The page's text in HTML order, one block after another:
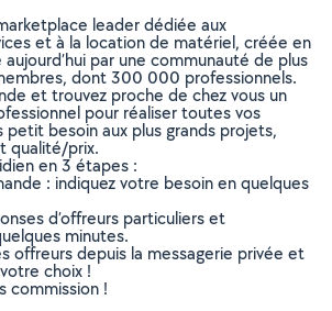
leader dédiée aux
et à la location de matériel, créée en
par une communauté de plus
dont 300 000 professionnels.
et trouvez proche de chez vous un
pour réaliser toutes vos
petit besoin aux plus grands projets,
qualité/prix.
en 3 étapes :
: indiquez votre besoin en quelques
d’offreurs particuliers et
minutes.
offreurs depuis la messagerie privée et
choix !
commission !